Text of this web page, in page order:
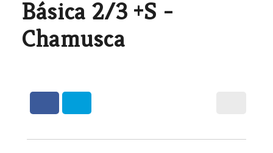
Básica 2/3 +S -
Chamusca